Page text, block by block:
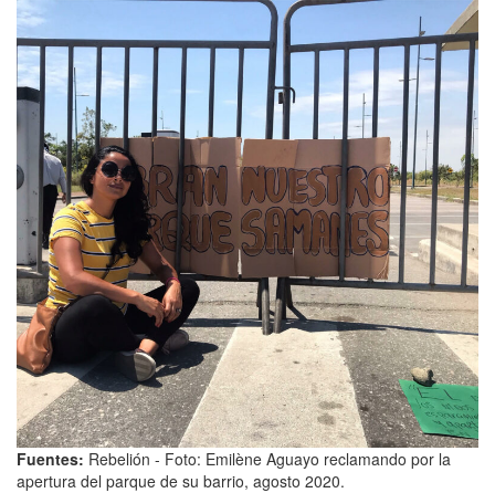
Fuentes: Rebelión - Foto: Emilène Aguayo reclamando por la
apertura del parque de su barrio, agosto 2020.